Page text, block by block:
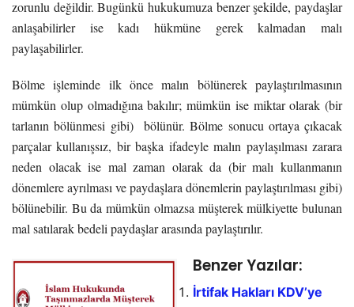
zorunlu değildir. Bugünkü hukukumuza benzer şekilde, paydaşlar
anlaşabilirler ise kadı hükmüne gerek kalmadan malı
paylaşabilirler.
Bölme işleminde ilk önce malın bölünerek paylaştırılmasının
mümkün olup olmadığına bakılır; mümkün ise miktar olarak (bir
tarlanın bölünmesi gibi) bölünür. Bölme sonucu ortaya çıkacak
parçalar kullanışsız, bir başka ifadeyle malın paylaşılması zarara
neden olacak ise mal zaman olarak da (bir malı kullanmanın
dönemlere ayrılması ve paydaşlara dönemlerin paylaştırılması gibi)
bölünebilir. Bu da mümkün olmazsa müşterek mülkiyette bulunan
mal satılarak bedeli paydaşlar arasında paylaştırılır.
Benzer Yazılar:
İrtifak Hakları KDV’ye